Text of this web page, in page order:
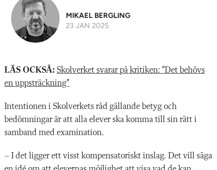
MIKAEL BERGLING
23 JAN 2025
LÄS OCKSÅ: Skolverket svarar på kritiken: ”Det behövs
en uppsträckning”
Intentionen i Skolverkets råd gällande betyg och
bedömningar är att alla elever ska komma till sin rätt i
samband med examination.
– I det ligger ett visst kompensatoriskt inslag. Det vill säga